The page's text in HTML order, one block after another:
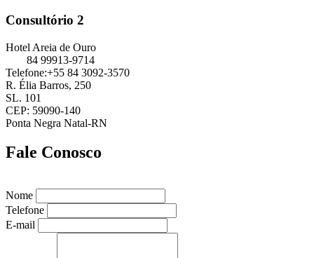
Consultório 2
Hotel Areia de Ouro
84 99913-9714
Telefone:+55 84 3092-3570
R. Élia Barros, 250
SL. 101
CEP: 59090-140
Ponta Negra Natal-RN
Fale Conosco
Nome
Telefone
E-mail